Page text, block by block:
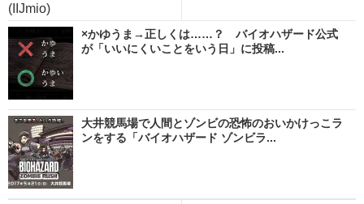
(IIJmio)
×かゆうま→正しくは……？ バイオハザード公式
が「いいにくいことをいう日」に投稿...
大井競馬場で人間とゾンビの恐怖のおいかけっこラ
ンをする「バイオハザード ゾンビラ...